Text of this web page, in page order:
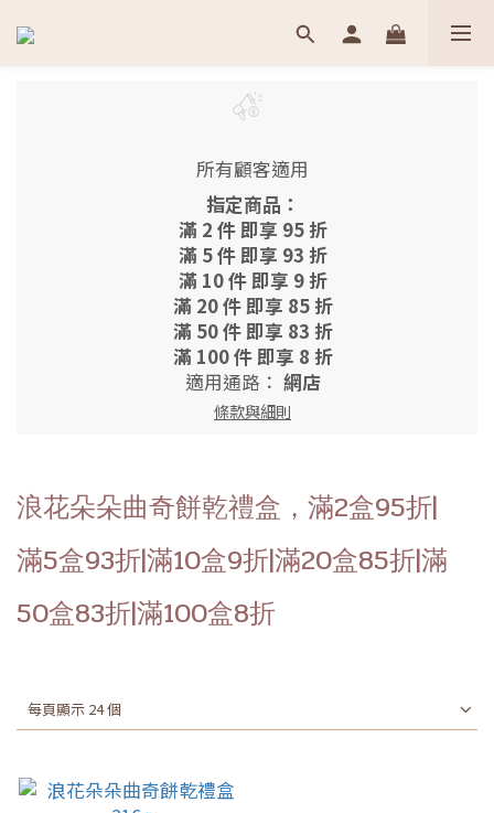
所有顧客適用
指定商品：
滿 2 件 即享 95 折
滿 5 件 即享 93 折
滿 10 件 即享 9 折
滿 20 件 即享 85 折
滿 50 件 即享 83 折
滿 100 件 即享 8 折
適用通路： 網店
條款與細則
浪花朵朵曲奇餅乾禮盒，滿2盒95折|
滿5盒93折|滿10盒9折|滿20盒85折|滿
50盒83折|滿100盒8折
每頁顯示 24 個